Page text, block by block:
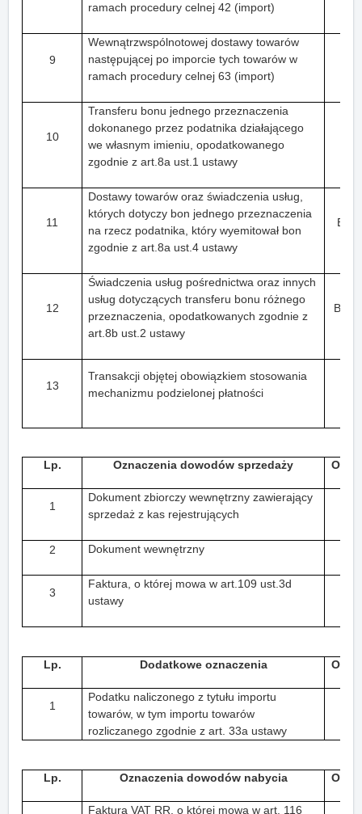
ramach procedury celnej 42 (import)
9
Wewnątrzwspólnotowej dostawy towarów
następującej po imporcie tych towarów w
ramach procedury celnej 63 (import)
10
Transferu bonu jednego przeznaczenia
dokonanego przez podatnika działającego
we własnym imieniu, opodatkowanego
zgodnie z art.8a ust.1 ustawy
11
Dostawy towarów oraz świadczenia usług,
których dotyczy bon jednego przeznaczenia
na rzecz podatnika, który wyemitował bon
zgodnie z art.8a ust.4 ustawy
12
Świadczenia usług pośrednictwa oraz innych
usług dotyczących transferu bonu różnego
przeznaczenia, opodatkowanych zgodnie z
art.8b ust.2 ustawy
13
Transakcji objętej obowiązkiem stosowania
mechanizmu podzielonej płatności
Lp. Oznaczenia dowodów sprzedaży
1
Dokument zbiorczy wewnętrzny zawierający
sprzedaż z kas rejestrujących
2 Dokument wewnętrzny
3
Faktura, o której mowa w art.109 ust.3d
ustawy
Lp. Dodatkowe oznaczenia
1
Podatku naliczonego z tytułu importu
towarów, w tym importu towarów
rozliczanego zgodnie z art. 33a ustawy
Lp. Oznaczenia dowodów nabycia
Faktura VAT RR, o której mowa w art. 116